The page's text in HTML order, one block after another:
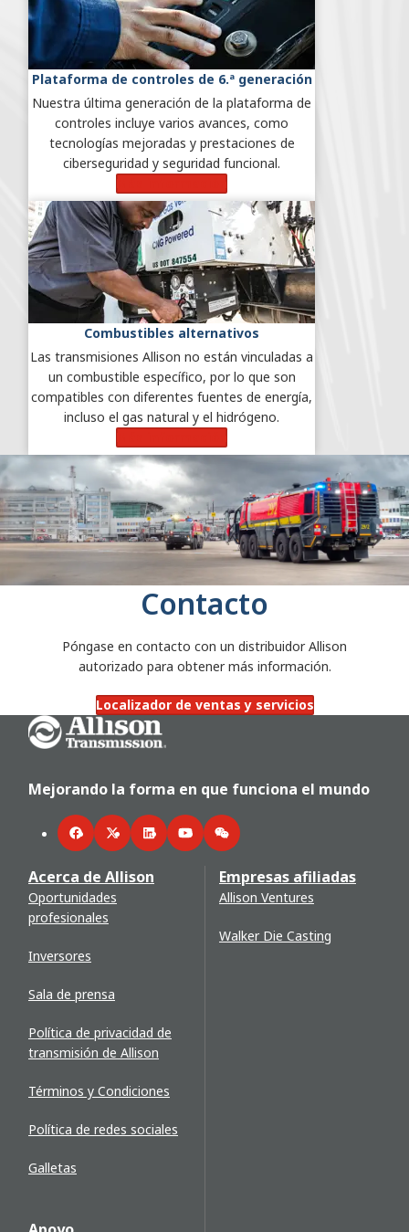
Plataforma de controles de 6.ª generación
Nuestra última generación de la plataforma de
controles incluye varios avances, como
tecnologías mejoradas y prestaciones de
ciberseguridad y seguridad funcional.
Combustibles alternativos
Las transmisiones Allison no están vinculadas a
un combustible específico, por lo que son
compatibles con diferentes fuentes de energía,
incluso el gas natural y el hidrógeno.
Contacto
Póngase en contacto con un distribuidor Allison
autorizado para obtener más información.
Localizador de ventas y servicios
Go Home
Mejorando la forma en que funciona el mundo
FacebookTwitterLinkedInYouTubeWeChat
Acerca de Allison
Oportunidades
profesionales
Inversores
Sala de prensa
Política de privacidad de
transmisión de Allison
Términos y Condiciones
Política de redes sociales
Galletas
Empresas afiliadas
Allison Ventures
Walker Die Casting